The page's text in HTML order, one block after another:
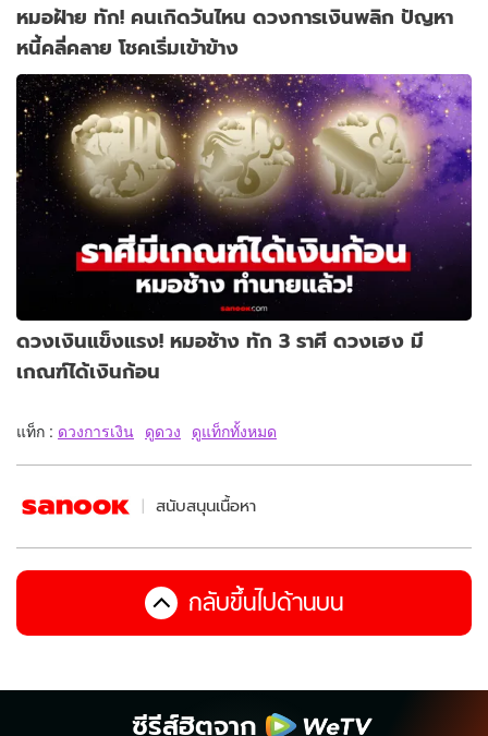
หมอฝ้าย ทัก! คนเกิดวันไหน ดวงการเงินพลิก ปัญหา
หนี้คลี่คลาย โชคเริ่มเข้าข้าง
ดวงเงินแข็งแรง! หมอช้าง ทัก 3 ราศี ดวงเฮง มี
เกณฑ์ได้เงินก้อน
แท็ก : ดวงการเงิน ดูดวง ดูแท็กทั้งหมด
สนับสนุนเนื้อหา
กลับขึ้นไปด้านบน
ซีรีส์ฮิตจาก